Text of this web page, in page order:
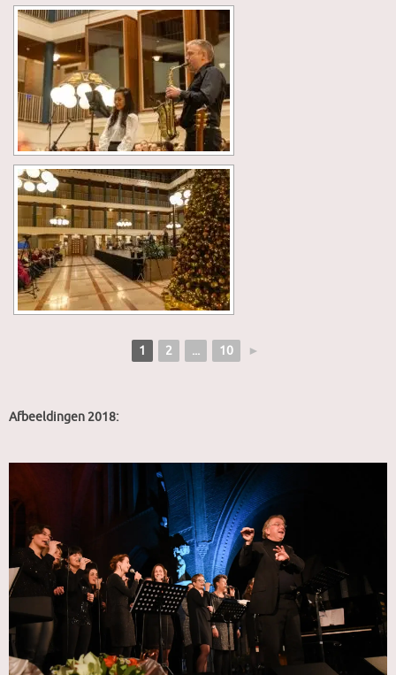
1 2 ... 10 ►
Afbeeldingen 2018: